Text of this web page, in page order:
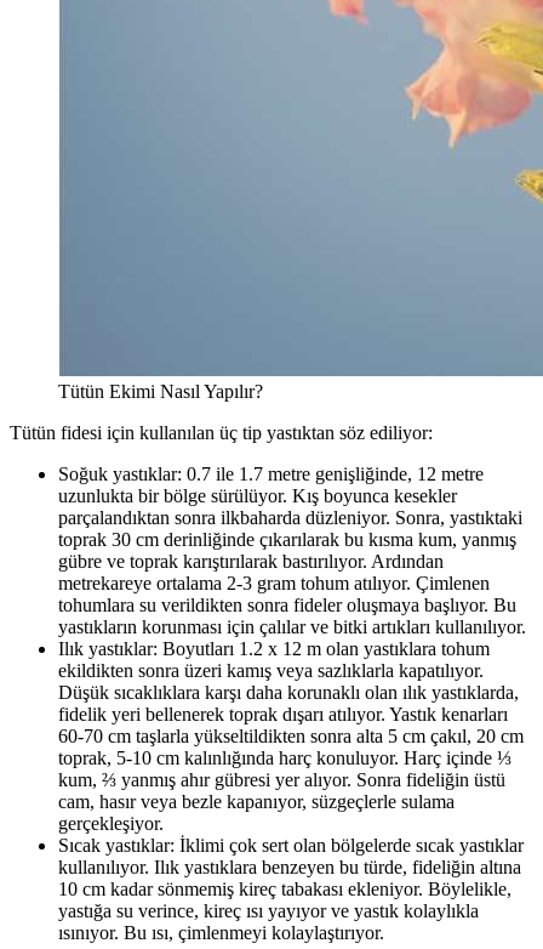
Tütün Ekimi Nasıl Yapılır?
Tütün fidesi için kullanılan üç tip yastıktan söz ediliyor:
Soğuk yastıklar: 0.7 ile 1.7 metre genişliğinde, 12 metre
uzunlukta bir bölge sürülüyor. Kış boyunca kesekler
parçalandıktan sonra ilkbaharda düzleniyor. Sonra, yastıktaki
toprak 30 cm derinliğinde çıkarılarak bu kısma kum, yanmış
gübre ve toprak karıştırılarak bastırılıyor. Ardından
metrekareye ortalama 2-3 gram tohum atılıyor. Çimlenen
tohumlara su verildikten sonra fideler oluşmaya başlıyor. Bu
yastıkların korunması için çalılar ve bitki artıkları kullanılıyor.
Ilık yastıklar: Boyutları 1.2 x 12 m olan yastıklara tohum
ekildikten sonra üzeri kamış veya sazlıklarla kapatılıyor.
Düşük sıcaklıklara karşı daha korunaklı olan ılık yastıklarda,
fidelik yeri bellenerek toprak dışarı atılıyor. Yastık kenarları
60-70 cm taşlarla yükseltildikten sonra alta 5 cm çakıl, 20 cm
toprak, 5-10 cm kalınlığında harç konuluyor. Harç içinde ⅓
kum, ⅔ yanmış ahır gübresi yer alıyor. Sonra fideliğin üstü
cam, hasır veya bezle kapanıyor, süzgeçlerle sulama
gerçekleşiyor.
Sıcak yastıklar: İklimi çok sert olan bölgelerde sıcak yastıklar
kullanılıyor. Ilık yastıklara benzeyen bu türde, fideliğin altına
10 cm kadar sönmemiş kireç tabakası ekleniyor. Böylelikle,
yastığa su verince, kireç ısı yayıyor ve yastık kolaylıkla
ısınıyor. Bu ısı, çimlenmeyi kolaylaştırıyor.